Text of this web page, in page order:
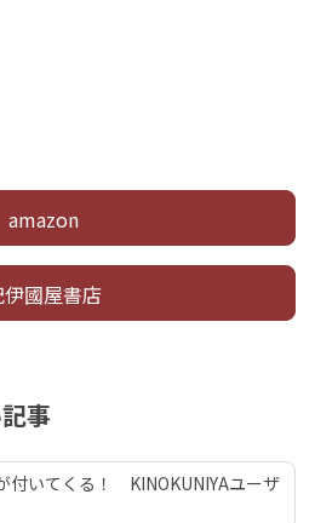
amazon
伊國屋書店
事
付いてくる！ KINOKUNIYAユーザ